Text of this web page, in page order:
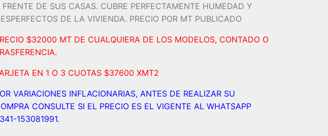
FRENTE DE SUS CASAS. CUBRE PERFECTAMENTE HUMEDAD Y
DE LA VIVIENDA. PRECIO POR MT PUBLICADO
$32000 MT DE CUALQUIERA DE LOS MODELOS, CONTADO O
EN 1 O 3 CUOTAS $37600 XMT2
VARIACIONES INFLACIONARIAS, ANTES DE REALIZAR SU
CONSULTE SI EL PRECIO ES EL VIGENTE AL WHATSAPP
153081991.